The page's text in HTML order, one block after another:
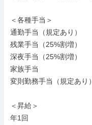
＜各種手当＞
通勤手当（規定あり）
残業手当（25%割増）
深夜手当（25%割増）
家族手当
変則勤務手当（規定あり）
＜昇給＞
年1回